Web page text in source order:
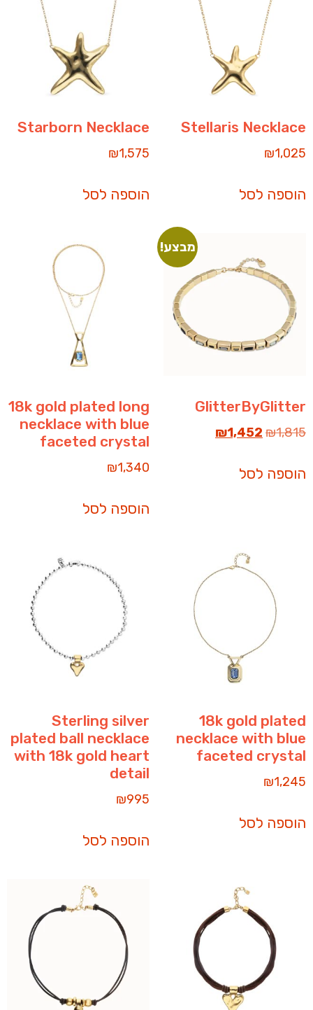
Stellaris Necklace
₪1,025
הוספה לסל
Starborn Necklace
₪1,575
הוספה לסל
מבצע!
GlitterByGlitter
₪1,815
₪1,452
הוספה לסל
18k gold plated long
necklace with blue
faceted crystal
₪1,340
הוספה לסל
18k gold plated
necklace with blue
faceted crystal
₪1,245
הוספה לסל
Sterling silver
plated ball necklace
with 18k gold heart
detail
₪995
הוספה לסל